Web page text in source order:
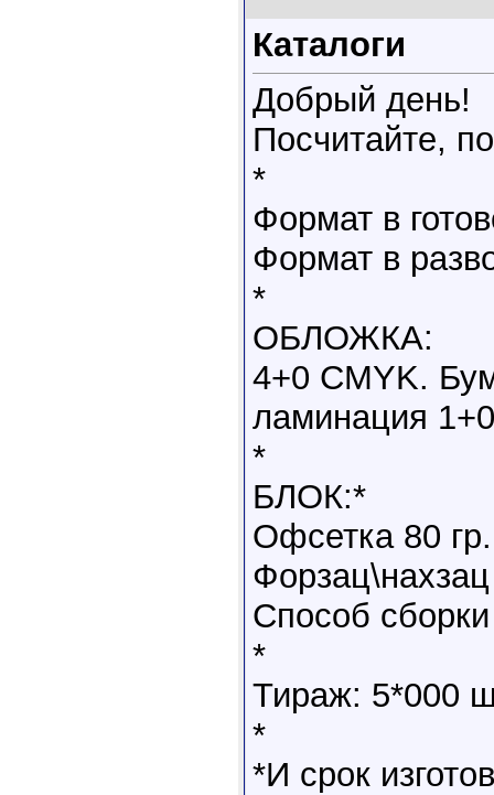
Каталоги
Добрый день!
Посчитайте,
*
Формат в
Формат в
*
ОБЛОЖКА:
4+0 CMYK.
ламинация
*
БЛОК:*
Офсетка 80
Способ
*
Тираж: 5*000
*
*И срок